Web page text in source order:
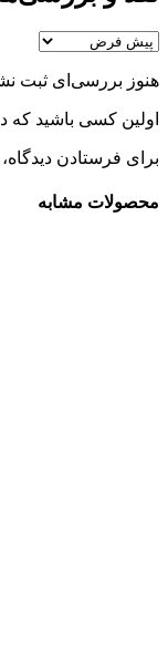
هنوز بررسی‌ای ثبت
اولین کسی باشید که
برای فرستادن دیدگاه،
محصولات مشابه